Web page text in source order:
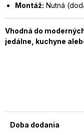
Montáž: Nutná
Vhodná do
jedálne, kuchyne
Doba dodania